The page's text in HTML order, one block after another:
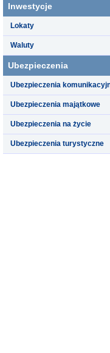
Inwestycje
Lokaty
Waluty
Ubezpieczenia
Ubezpieczenia
Ubezpieczenia majątkowe
Ubezpieczenia na życie
Ubezpieczenia turystyczne